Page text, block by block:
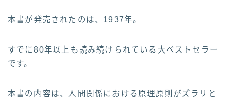
本書が発売されたのは、1937年。
すでに80年以上も読み続けられている大ベストセラー
です。
本書の内容は、人間関係における原理原則がズラリと